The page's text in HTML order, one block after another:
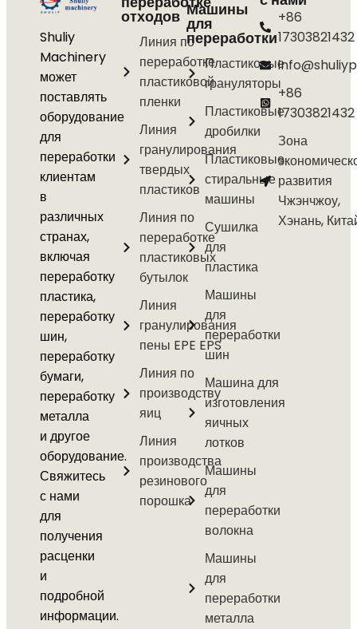
Shuliy
Machinery
может
поставлять
оборудование
для
переработки
клиентам
в
различных
странах,
включая
переработку
пластика,
переработку
шин,
переработку
бумаги,
переработку
металла
и другое
оборудование.
Свяжитесь
с нами
для
получения
расценки
и
подробной
информации.
отходов
Линия по
переработке
пластиковой
пленки
Линия
гранулирования
твердых
пластиков
Линия по
переработке
пластиковых
бутылок
Линия
гранулирования
пены EPE EPS
Линия по
производству
яиц
Линия
производства
резинового
порошка
Машины
для
переработки
Пластиковые
грануляторы
Пластиковые
дробилки
Пластиковые
стиральные
машины
Сушилка
для
пластика
Машины
для
переработки
шин
Машина для
изготовления
яичных
лотков
Машины
для
переработки
волокна
Машины
для
переработки
металла
+86
17303821432
+86
17303821432
Зона
развития
Чжэнчжоу,
Хэнань,